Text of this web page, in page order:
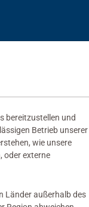
bereitzustellen und
Betrieb unserer
wie unsere
oder externe
Länder außerhalb des